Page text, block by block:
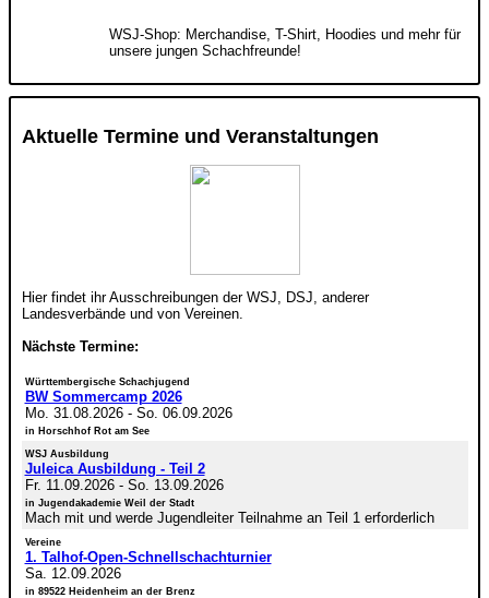
WSJ-Shop: Merchandise, T-Shirt, Hoodies und mehr für
unsere jungen Schachfreunde!
Aktuelle Termine und Veranstaltungen
Hier findet ihr Ausschreibungen der WSJ, DSJ, anderer
Landesverbände und von Vereinen.
Nächste Termine:
Württembergische Schachjugend
BW Sommercamp 2026
Mo. 31.08.2026- So. 06.09.2026
in Horschhof Rot am See
WSJ Ausbildung
Juleica Ausbildung - Teil 2
Fr. 11.09.2026- So. 13.09.2026
in Jugendakademie Weil der Stadt
Mach mit und werde Jugendleiter Teilnahme an Teil 1 erforderlich
Vereine
1. Talhof-Open-Schnellschachturnier
Sa. 12.09.2026
in 89522 Heidenheim an der Brenz